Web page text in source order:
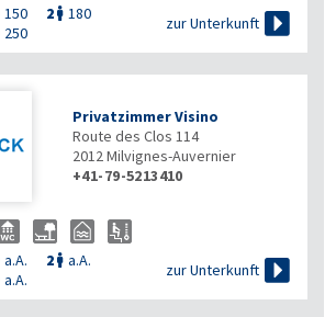
150 2  180
250
zur Unterkunft 
Privatzimmer Visino
Route des Clos 114
2012Milvignes-Auvernier
+41-79-5213410
a.A. 2  a.A.
a.A.
zur Unterkunft 